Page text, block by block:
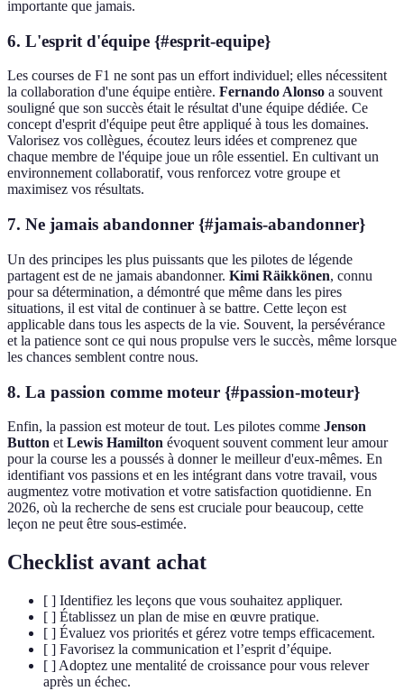
importante que jamais.
6. L'esprit d'équipe {#esprit-equipe}
Les courses de F1 ne sont pas un effort individuel; elles nécessitent
la collaboration d'une équipe entière. Fernando Alonso a souvent
souligné que son succès était le résultat d'une équipe dédiée. Ce
concept d'esprit d'équipe peut être appliqué à tous les domaines.
Valorisez vos collègues, écoutez leurs idées et comprenez que
chaque membre de l'équipe joue un rôle essentiel. En cultivant un
environnement collaboratif, vous renforcez votre groupe et
maximisez vos résultats.
7. Ne jamais abandonner {#jamais-abandonner}
Un des principes les plus puissants que les pilotes de légende
partagent est de ne jamais abandonner. Kimi Räikkönen, connu
pour sa détermination, a démontré que même dans les pires
situations, il est vital de continuer à se battre. Cette leçon est
applicable dans tous les aspects de la vie. Souvent, la persévérance
et la patience sont ce qui nous propulse vers le succès, même lorsque
les chances semblent contre nous.
8. La passion comme moteur {#passion-moteur}
Enfin, la passion est moteur de tout. Les pilotes comme Jenson
Button et Lewis Hamilton évoquent souvent comment leur amour
pour la course les a poussés à donner le meilleur d'eux-mêmes. En
identifiant vos passions et en les intégrant dans votre travail, vous
augmentez votre motivation et votre satisfaction quotidienne. En
2026, où la recherche de sens est cruciale pour beaucoup, cette
leçon ne peut être sous-estimée.
Checklist avant achat
[ ] Identifiez les leçons que vous souhaitez appliquer.
[ ] Établissez un plan de mise en œuvre pratique.
[ ] Évaluez vos priorités et gérez votre temps efficacement.
[ ] Favorisez la communication et l’esprit d’équipe.
[ ] Adoptez une mentalité de croissance pour vous relever
après un échec.